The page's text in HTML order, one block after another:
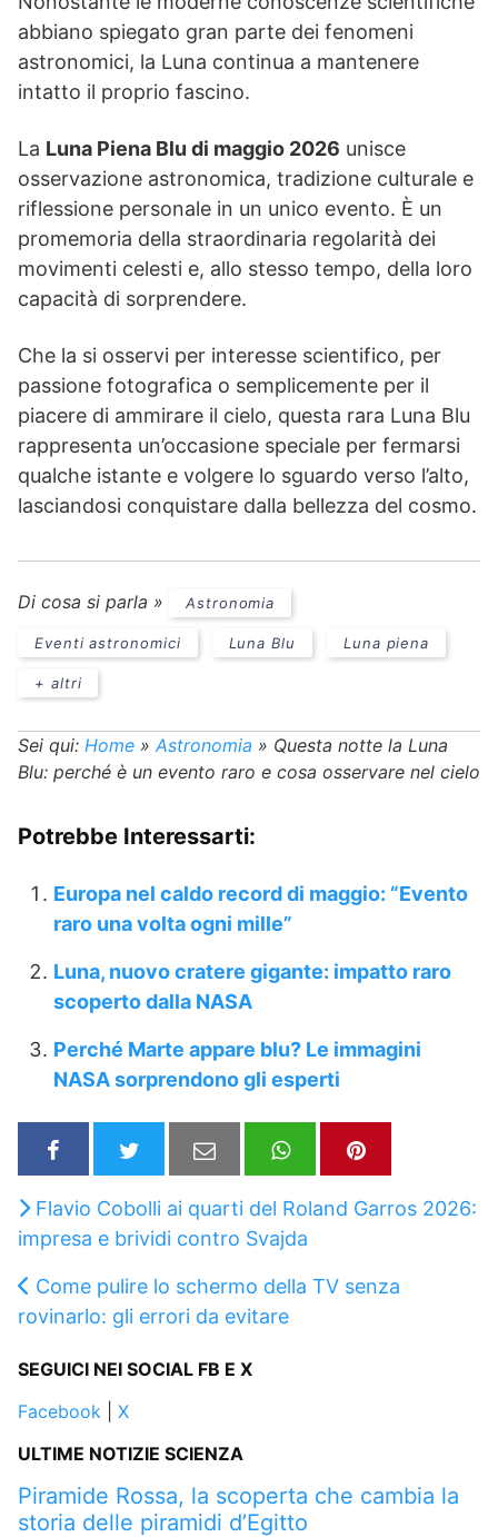
abbiano spiegato gran parte dei fenomeni
astronomici, la Luna continua a mantenere
intatto il proprio fascino.
La Luna Piena Blu di maggio 2026 unisce
osservazione astronomica, tradizione culturale e
riflessione personale in un unico evento. È un
promemoria della straordinaria regolarità dei
movimenti celesti e, allo stesso tempo, della loro
capacità di sorprendere.
Che la si osservi per interesse scientifico, per
passione fotografica o semplicemente per il
piacere di ammirare il cielo, questa rara Luna Blu
rappresenta un’occasione speciale per fermarsi
qualche istante e volgere lo sguardo verso l’alto,
lasciandosi conquistare dalla bellezza del cosmo.
Di cosa si parla » Astronomia
Eventi astronomici Luna Blu Luna piena
+ altri
Sei qui: Home » Astronomia » Questa notte la Luna
Blu: perché è un evento raro e cosa osservare nel cielo
Potrebbe Interessarti:
Europa nel caldo record di maggio: “Evento
raro una volta ogni mille”
Luna, nuovo cratere gigante: impatto raro
scoperto dalla NASA
Perché Marte appare blu? Le immagini
NASA sorprendono gli esperti
Flavio Cobolli ai quarti del Roland Garros 2026:
impresa e brividi contro Svajda
Come pulire lo schermo della TV senza
rovinarlo: gli errori da evitare
SEGUICI NEI SOCIAL FB E X
Facebook
X
ULTIME NOTIZIE SCIENZA
Piramide Rossa, la scoperta che cambia la
storia delle piramidi d’Egitto